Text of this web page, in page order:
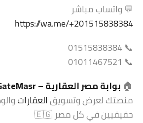
💬 واتساب مباشر
https://wa.me/+201515838384
📞 01515838384
📞 01011467521
🏠 بوابة مصر العقارية –
منصتك لعرض وتسويقالعقارات
حقيقيين في كل مصر 🇪🇬